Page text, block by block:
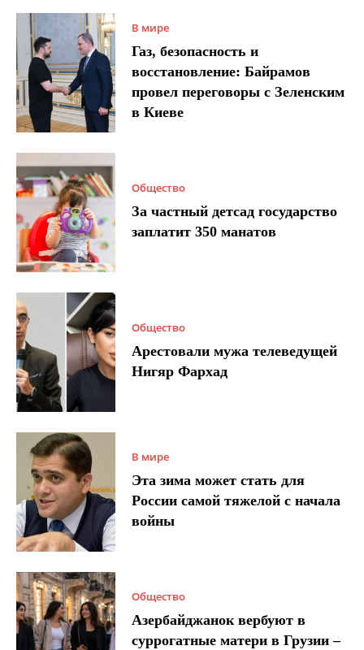
В мире
Газ, безопасность и
восстановление: Байрамов
провел переговоры с Зеленским
в Киеве
Общество
За частный детсад государство
заплатит 350 манатов
Общество
Арестовали мужа телеведущей
Нигяр Фархад
В мире
Эта зима может стать для
России самой тяжелой с начала
войны
Общество
Азербайджанок вербуют в
суррогатные матери в Грузии –